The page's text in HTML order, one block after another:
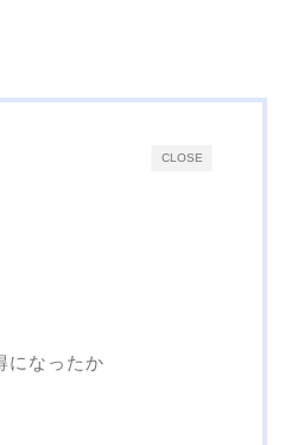
CLOSE
になったか